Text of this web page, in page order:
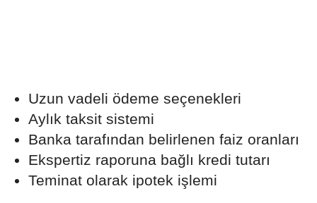
Uzun vadeli ödeme seçenekleri
Aylık taksit sistemi
Banka tarafından belirlenen faiz oranları
Ekspertiz raporuna bağlı kredi tutarı
Teminat olarak ipotek işlemi